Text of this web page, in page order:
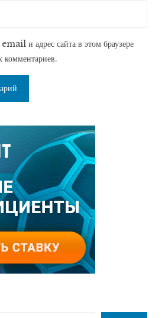
и адрес сайта в этом браузере